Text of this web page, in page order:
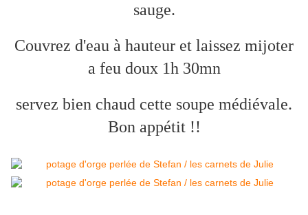
sauge.
Couvrez d'eau à hauteur et laissez mijoter
a feu doux 1h 30mn
servez bien chaud cette soupe médiévale.
Bon appétit !!